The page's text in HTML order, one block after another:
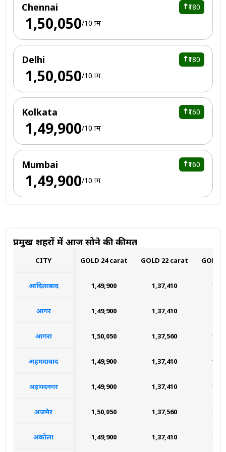
Chennai ₹180
₹ 1,50,050/10 ग्राम
Delhi ₹180
₹ 1,50,050/10 ग्राम
Kolkata ₹160
₹ 1,49,900/10 ग्राम
Mumbai ₹160
₹ 1,49,900/10 ग्राम
प्रमुख शहरों में आज सोने की कीमत
CITY GOLD 24 carat GOLD 22 carat GOLD
आदिलाबाद ₹1,49,900 ₹1,37,410
आगर ₹1,49,900 ₹1,37,410
आगरा ₹1,50,050 ₹1,37,560
अहमदाबाद ₹1,49,900 ₹1,37,410
अहमदनगर ₹1,49,900 ₹1,37,410
अजमेर ₹1,50,050 ₹1,37,560
अकोला ₹1,49,900 ₹1,37,410